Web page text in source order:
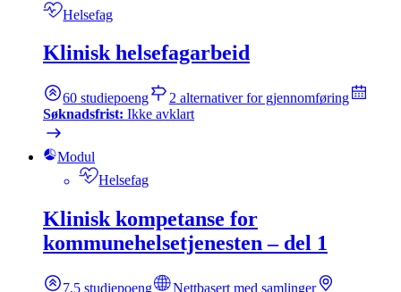
Helsefag
Klinisk helsefagarbeid
60 studiepoeng 2 alternativer for gjennomføring
Søknadsfrist: Ikke avklart
Modul
Helsefag
Klinisk kompetanse for
kommunehelsetjenesten – del 1
7.5 studiepoeng
Nettbasert med samlinger